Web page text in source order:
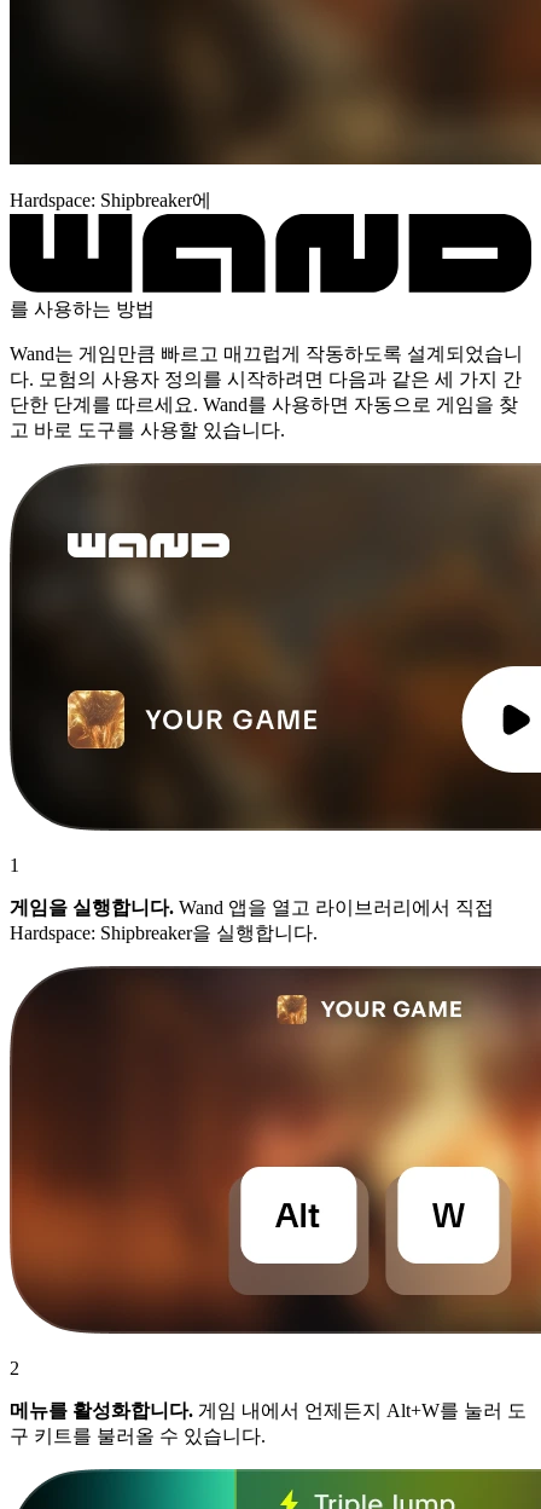
Hardspace: Shipbreaker에
를 사용하는 방법
Wand는 게임만큼 빠르고 매끄럽게 작동하도록 설계되었습니
다. 모험의 사용자 정의를 시작하려면 다음과 같은 세 가지 간
단한 단계를 따르세요. Wand를 사용하면 자동으로 게임을 찾
고 바로 도구를 사용할 있습니다.
1
게임을 실행합니다. Wand 앱을 열고 라이브러리에서 직접
Hardspace: Shipbreaker을 실행합니다.
2
메뉴를 활성화합니다. 게임 내에서 언제든지 Alt+W를 눌러 도
구 키트를 불러올 수 있습니다.